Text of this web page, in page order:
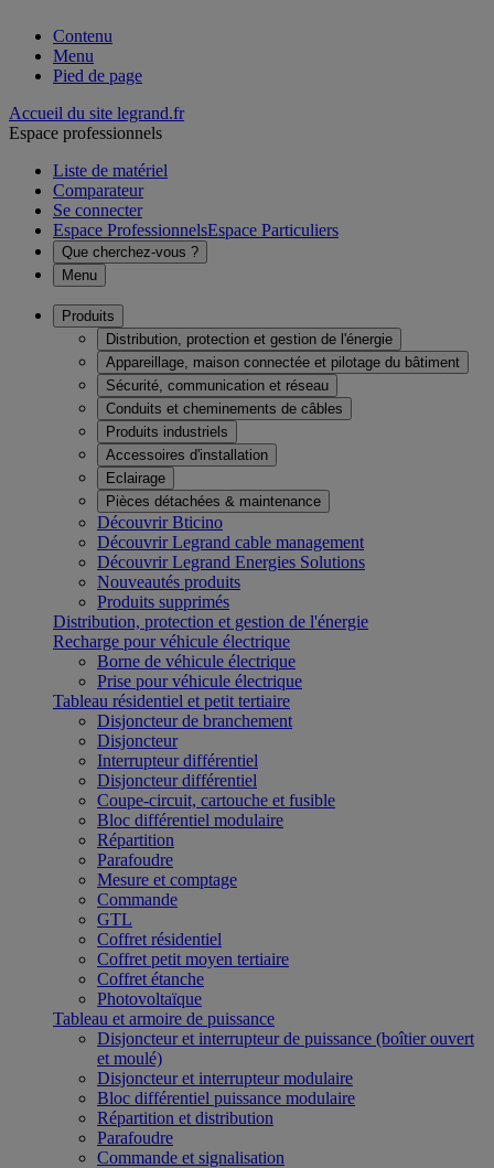
Contenu
Menu
Pied de page
Accueil du site legrand.fr
Espace professionnels
Liste de matériel
Comparateur
Se connecter
Espace ProfessionnelsEspace Particuliers
Que cherchez-vous ?
Menu
Produits
Distribution, protection et gestion de l'énergie
Appareillage, maison connectée et pilotage du bâtiment
Sécurité, communication et réseau
Conduits et cheminements de câbles
Produits industriels
Accessoires d'installation
Eclairage
Pièces détachées & maintenance
Découvrir Bticino
Découvrir Legrand cable management
Découvrir Legrand Energies Solutions
Nouveautés produits
Produits supprimés
Distribution, protection et gestion de l'énergie
Recharge pour véhicule électrique
Borne de véhicule électrique
Prise pour véhicule électrique
Tableau résidentiel et petit tertiaire
Disjoncteur de branchement
Disjoncteur
Interrupteur différentiel
Disjoncteur différentiel
Coupe-circuit, cartouche et fusible
Bloc différentiel modulaire
Répartition
Parafoudre
Mesure et comptage
Commande
GTL
Coffret résidentiel
Coffret petit moyen tertiaire
Coffret étanche
Photovoltaïque
Tableau et armoire de puissance
Disjoncteur et interrupteur de puissance (boîtier ouvert
et moulé)
Disjoncteur et interrupteur modulaire
Bloc différentiel puissance modulaire
Répartition et distribution
Parafoudre
Commande et signalisation